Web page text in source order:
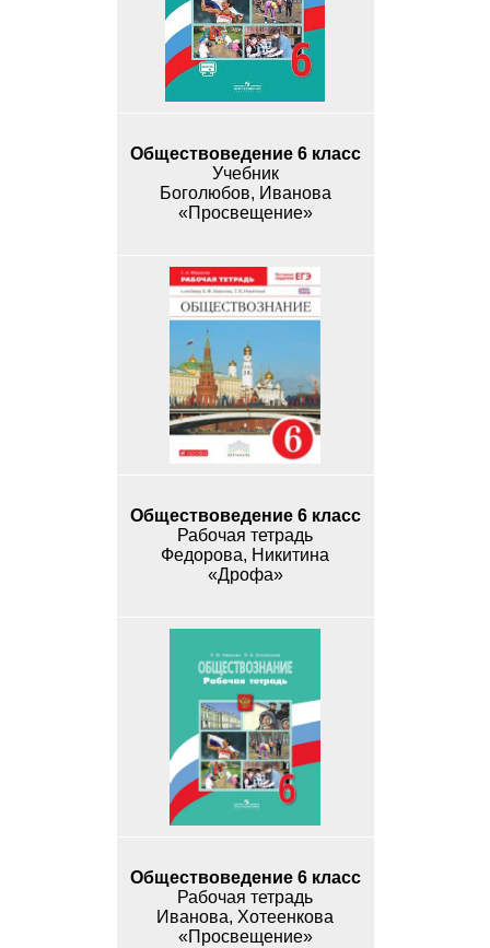
Обществоведение 6 класс
Учебник
Боголюбов, Иванова
«Просвещение»
Обществоведение 6 класс
Рабочая тетрадь
Федорова, Никитина
«Дрофа»
Обществоведение 6 класс
Рабочая тетрадь
Иванова, Хотеенкова
«Просвещение»